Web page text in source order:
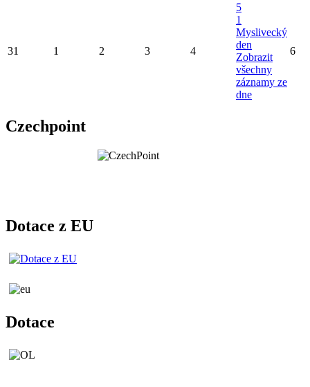
31 1 2 3 4
5
1
Myslivecký
den
Zobrazit
všechny
záznamy ze
dne
6
Czechpoint
Dotace z EU
Dotace